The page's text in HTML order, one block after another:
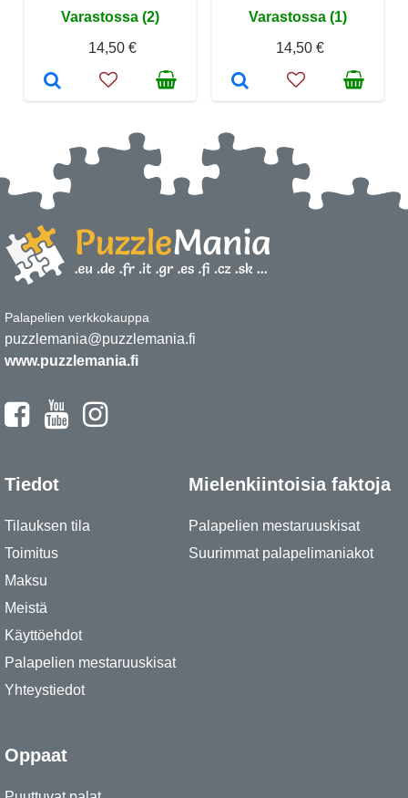
Varastossa (2)
14,50 €
Varastossa (1)
14,50 €
Palapelien verkkokauppa
puzzlemania@puzzlemania.fi
www.puzzlemania.fi
Tiedot
Tilauksen tila
Toimitus
Maksu
Meistä
Käyttöehdot
Palapelien mestaruuskisat
Yhteystiedot
Mielenkiintoisia faktoja
Palapelien mestaruuskisat
Suurimmat palapelimaniakot
Oppaat